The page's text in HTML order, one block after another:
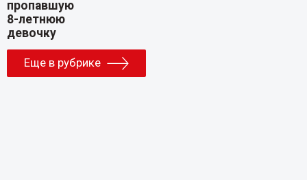
Еще в рубрике